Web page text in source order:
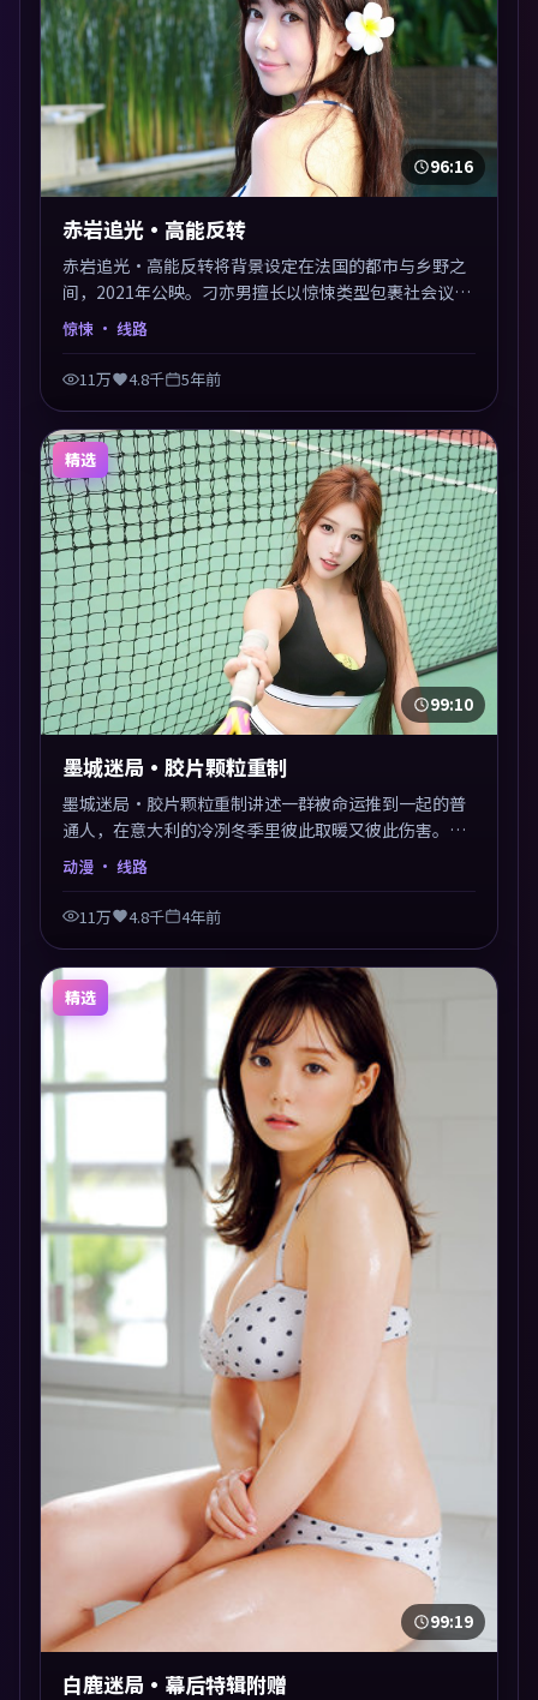
96:16
赤岩追光·高能反转
赤岩追光·高能反转将背景设定在法国的都市与乡野之
间，2021年公映。刁亦男擅长以惊悚类型包裹社会议
题，节奏张弛有度，留白处耐人寻味。剪辑利落，悬念
惊悚 · 线路
11万 4.8千 5年前
精选
99:10
墨城迷局·胶片颗粒重制
墨城迷局·胶片颗粒重制讲述一群被命运推到一起的普
通人，在意大利的冷冽冬季里彼此取暖又彼此伤害。是
枝裕和以动漫类型外壳探讨信任与背叛，映后讨论度颇
高。片尾留白开放解读，关于“选择”的主题余音绕
梁。
动漫 · 线路
11万 4.8千 4年前
精选
99:19
白鹿迷局·幕后特辑附赠